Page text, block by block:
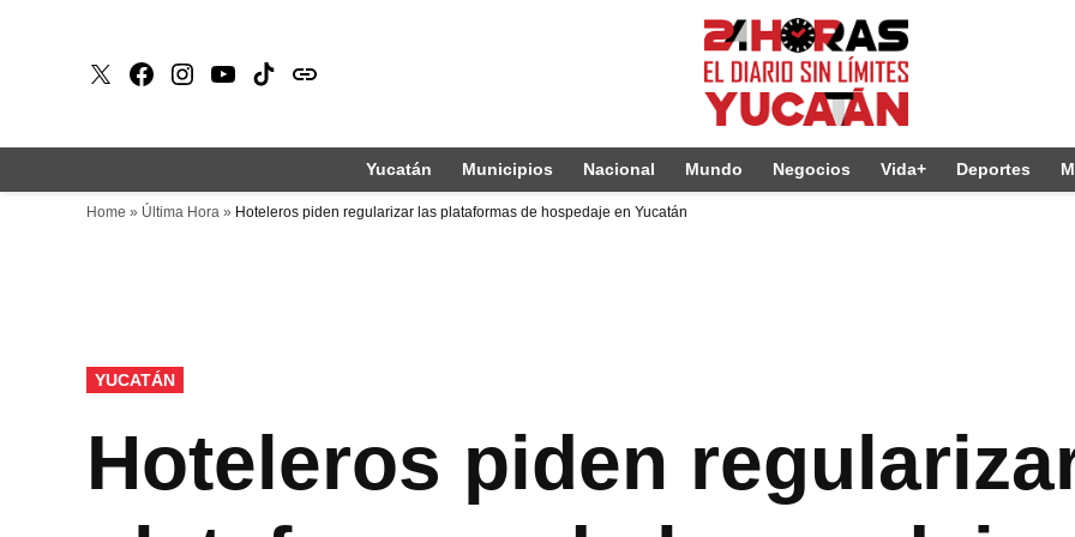
X Faceboook
Instagram
Youtube
Tiktokissuu
Yucatán Municipios Nacional Mundo Negocios Vida+ Deportes
Home » Última Hora » Hoteleros piden regularizar las plataformas de hospedaje en Yucatán
PUBLICADO
EN
YUCATÁN
Hoteleros piden